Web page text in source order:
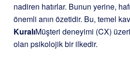
nadiren hatırlar. Bunun yerine,
önemli anın özetidir. Bu, temel
KuralıMüşteri deneyimi (CX)
olan psikolojik bir ilkedir.